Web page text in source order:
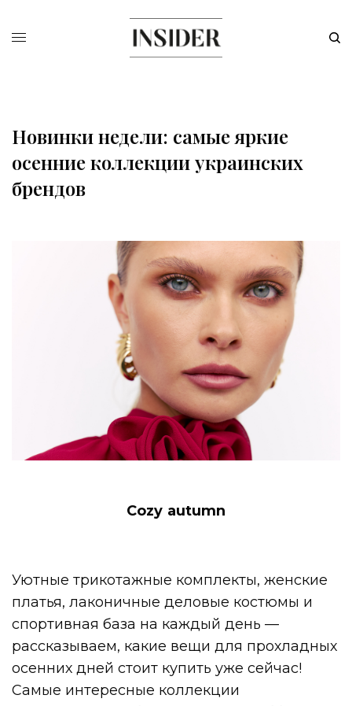
Новинки недели: самые яркие
осенние коллекции украинских
брендов
Сozy autumn
Уютные трикотажные комплекты, женские
платья, лаконичные деловые костюмы и
спортивная база на каждый день —
рассказываем, какие вещи для прохладных
осенних дней стоит купить уже сейчас!
Самые интересные коллекции